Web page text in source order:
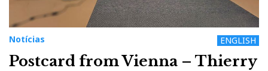
Notícias ENGLISH
Postcard from Vienna – Thierry